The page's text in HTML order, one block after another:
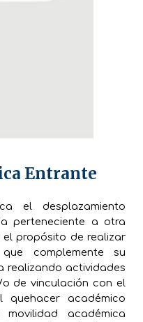
Entrante
el desplazamiento
perteneciente a otra
propósito de realizar
complemente su
realizando actividades
de vinculación con el
académico
académica